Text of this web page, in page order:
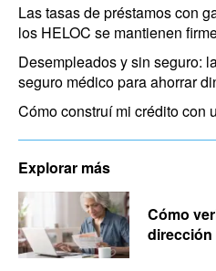
Las tasas de préstamos con
los HELOC se mantienen
Desempleados y sin seguro:
seguro médico para ahorrar
Cómo construí mi crédito con
Explorar más
Cómo
dirección